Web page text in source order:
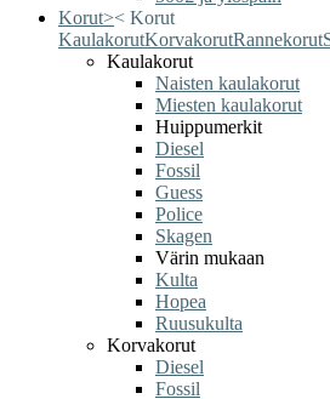
Korut>< Korut
KaulakorutKorvakorutRannekorut
Kaulakorut
Naisten kaulakorut
Miesten kaulakorut
Huippumerkit
Diesel
Fossil
Guess
Police
Skagen
Värin mukaan
Kulta
Hopea
Ruusukulta
Korvakorut
Diesel
Fossil